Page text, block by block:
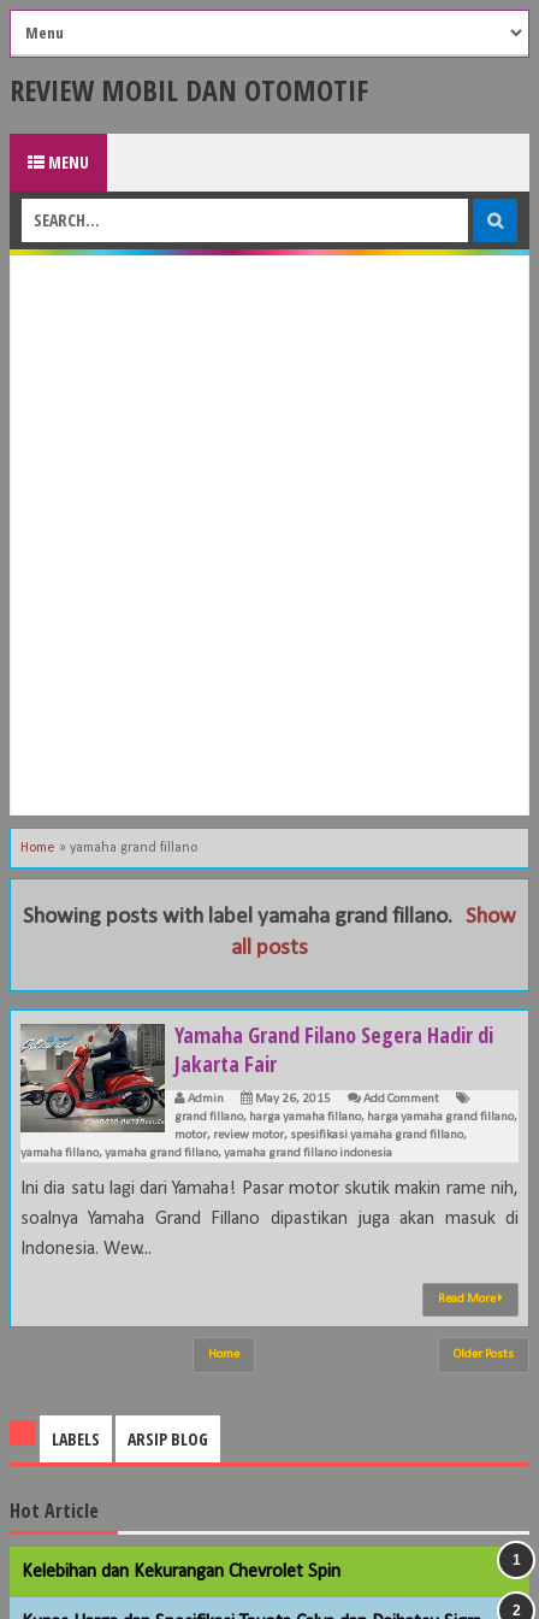
REVIEW MOBIL DAN OTOMOTIF
MENU
Home » yamaha grand fillano
Showing posts with label yamaha grand fillano. Show
all posts
Yamaha Grand Filano Segera Hadir di
Jakarta Fair
Admin May 26, 2015
Add Comment
grand fillano, harga yamaha fillano, harga yamaha grand fillano,
motor, review motor, spesifikasi yamaha grand fillano,
yamaha fillano,yamaha grand fillano,yamaha grand fillano indonesia
Ini dia satu lagi dari Yamaha! Pasar motor skutik makin rame nih,
soalnya Yamaha Grand Fillano dipastikan juga akan masuk di
Indonesia. Wew...
Read More
Older Posts
Home
LABELS ARSIP BLOG
Hot Article
Kelebihan dan Kekurangan Chevrolet Spin